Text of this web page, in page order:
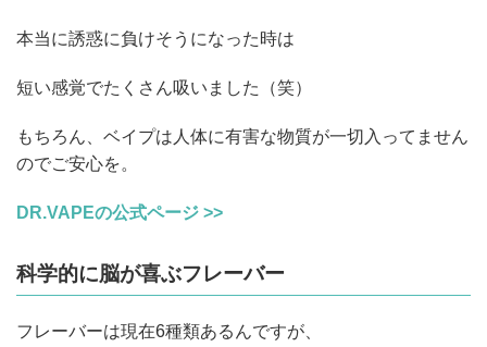
本当に誘惑に負けそうになった時は
短い感覚でたくさん吸いました（笑）
もちろん、ベイプは人体に有害な物質が一切入ってません
のでご安心を。
DR.VAPEの公式ページ >>
科学的に脳が喜ぶフレーバー
フレーバーは現在6種類あるんですが、